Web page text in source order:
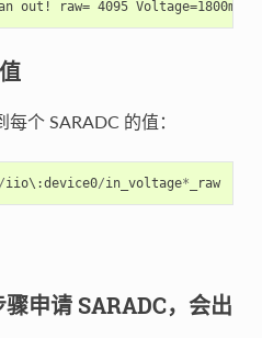
个 SARADC 的值：
/iio\ :device0/in_voltage* _raw
申请 SARADC，会出